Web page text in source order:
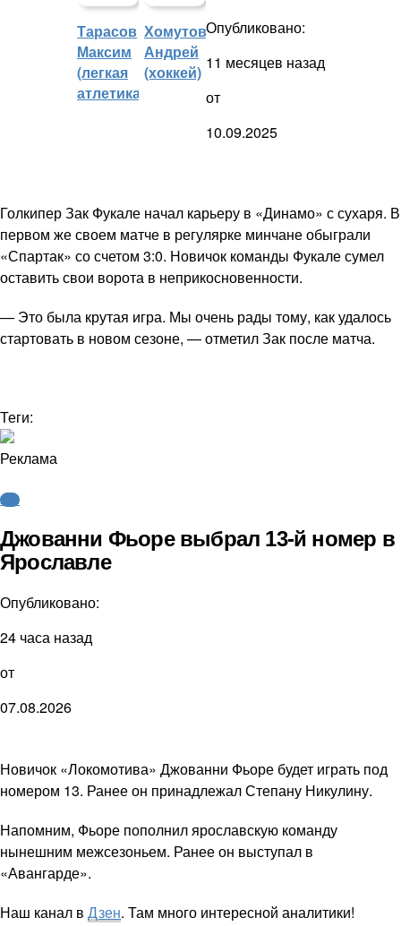
Тарасов
Максим
(легкая
атлетика)
Хомутов
Андрей
(хоккей)
Опубликовано:
11 месяцев назад
от
10.09.2025
Голкипер Зак Фукале начал карьеру в «Динамо» с сухаря. В
первом же своем матче в регулярке минчане обыграли
«Спартак» со счетом 3:0. Новичок команды Фукале сумел
оставить свои ворота в неприкосновенности.
— Это была крутая игра. Мы очень рады тому, как удалось
стартовать в новом сезоне, — отметил Зак после матча.
Теги:
Реклама
КХЛ
Джованни Фьоре выбрал 13-й номер в
Ярославле
Опубликовано:
24 часа назад
от
07.08.2026
Новичок «Локомотива» Джованни Фьоре будет играть под
номером 13. Ранее он принадлежал Степану Никулину.
Напомним, Фьоре пополнил ярославскую команду
нынешним межсезоньем. Ранее он выступал в
«Авангарде».
Наш канал в Дзен. Там много интересной аналитики!